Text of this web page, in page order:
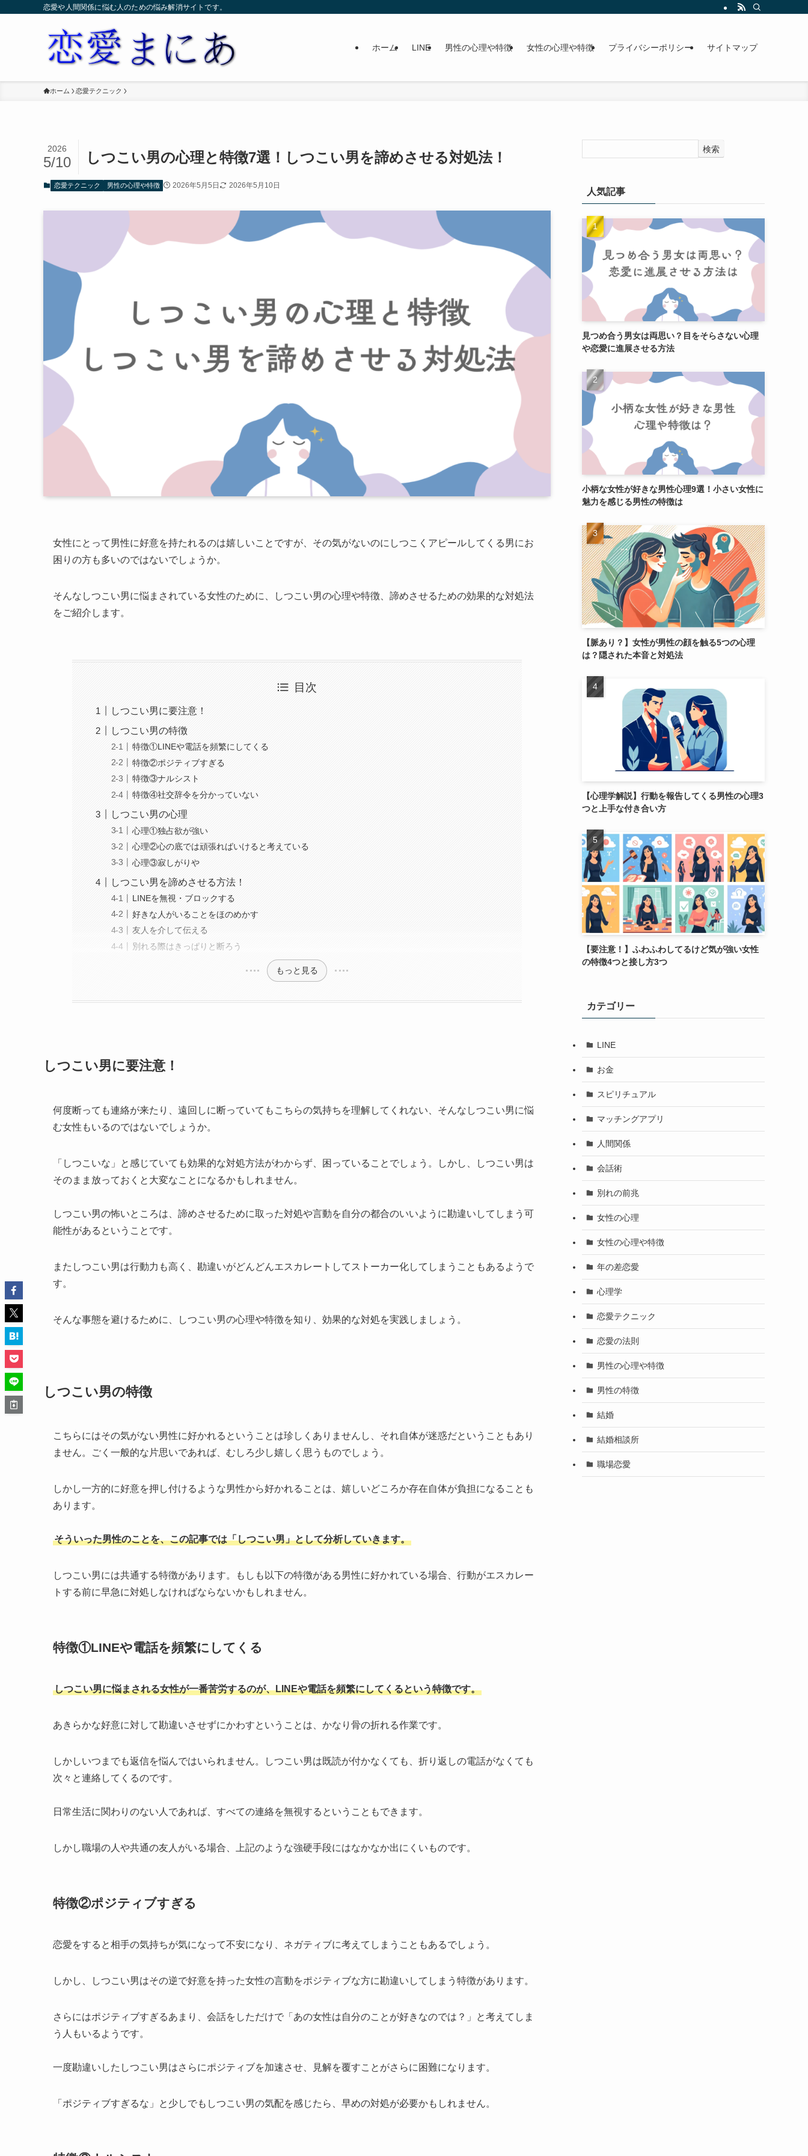
恋愛や人間関係に悩む人のための悩み解消サイトです。
ホーム LINE 男性の心理や特徴 女性の心理や特徴 プライバシーポリシー サイトマップ
ホーム 恋愛テクニック
しつこい男の心理と特徴7選！しつこい男を諦めさせる対処法！
2026
5/10
恋愛テクニック 男性の心理や特徴 2026年5月5日 2026年5月10日
女性にとって男性に好意を持たれるのは嬉しいことですが、その気がないのにしつこくアピールしてくる男にお
困りの方も多いのではないでしょうか。
そんなしつこい男に悩まされている女性のために、しつこい男の心理や特徴、諦めさせるための効果的な対処法
をご紹介します。
目次
しつこい男に要注意！
しつこい男の特徴
特徴①LINEや電話を頻繁にしてくる
特徴②ポジティブすぎる
特徴③ナルシスト
特徴④社交辞令を分かっていない
しつこい男の心理
心理①独占欲が強い
心理②心の底では頑張ればいけると考えている
心理③寂しがりや
しつこい男を諦めさせる方法！
LINEを無視・ブロックする
好きな人がいることをほのめかす
友人を介して伝える
別れる際はきっぱりと断ろう
もっと見る
しつこい男に要注意！
何度断っても連絡が来たり、遠回しに断っていてもこちらの気持ちを理解してくれない、そんなしつこい男に悩
む女性もいるのではないでしょうか。
「しつこいな」と感じていても効果的な対処方法がわからず、困っていることでしょう。しかし、しつこい男は
そのまま放っておくと大変なことになるかもしれません。
しつこい男の怖いところは、諦めさせるために取った対処や言動を自分の都合のいいように勘違いしてしまう可
能性があるということです。
またしつこい男は行動力も高く、勘違いがどんどんエスカレートしてストーカー化してしまうこともあるようで
す。
そんな事態を避けるために、しつこい男の心理や特徴を知り、効果的な対処を実践しましょう。
しつこい男の特徴
こちらにはその気がない男性に好かれるということは珍しくありませんし、それ自体が迷惑だということもあり
ません。ごく一般的な片思いであれば、むしろ少し嬉しく思うものでしょう。
しかし一方的に好意を押し付けるような男性から好かれることは、嬉しいどころか存在自体が負担になることも
あります。
そういった男性のことを、この記事では「しつこい男」として分析していきます。
しつこい男には共通する特徴があります。もしも以下の特徴がある男性に好かれている場合、行動がエスカレー
トする前に早急に対処しなければならないかもしれません。
特徴①LINEや電話を頻繁にしてくる
しつこい男に悩まされる女性が一番苦労するのが、LINEや電話を頻繁にしてくるという特徴です。
あきらかな好意に対して勘違いさせずにかわすということは、かなり骨の折れる作業です。
しかしいつまでも返信を悩んではいられません。しつこい男は既読が付かなくても、折り返しの電話がなくても
次々と連絡してくるのです。
日常生活に関わりのない人であれば、すべての連絡を無視するということもできます。
しかし職場の人や共通の友人がいる場合、上記のような強硬手段にはなかなか出にくいものです。
特徴②ポジティブすぎる
恋愛をすると相手の気持ちが気になって不安になり、ネガティブに考えてしまうこともあるでしょう。
しかし、しつこい男はその逆で好意を持った女性の言動をポジティブな方に勘違いしてしまう特徴があります。
さらにはポジティブすぎるあまり、会話をしただけで「あの女性は自分のことが好きなのでは？」と考えてしま
う人もいるようです。
一度勘違いしたしつこい男はさらにポジティブを加速させ、見解を覆すことがさらに困難になります。
「ポジティブすぎるな」と少しでもしつこい男の気配を感じたら、早めの対処が必要かもしれません。
検索
人気記事
見つめ合う男女は両思い？目をそらさない心理
や恋愛に進展させる方法
小柄な女性が好きな男性心理9選！小さい女性に
魅力を感じる男性の特徴は
【脈あり？】女性が男性の顔を触る5つの心理
は？隠された本音と対処法
【心理学解説】行動を報告してくる男性の心理3
つと上手な付き合い方
【要注意！】ふわふわしてるけど気が強い女性
の特徴4つと接し方3つ
カテゴリー
LINE
お金
スピリチュアル
マッチングアプリ
人間関係
会話術
別れの前兆
女性の心理
女性の心理や特徴
年の差恋愛
心理学
恋愛テクニック
恋愛の法則
男性の心理や特徴
男性の特徴
結婚
結婚相談所
職場恋愛